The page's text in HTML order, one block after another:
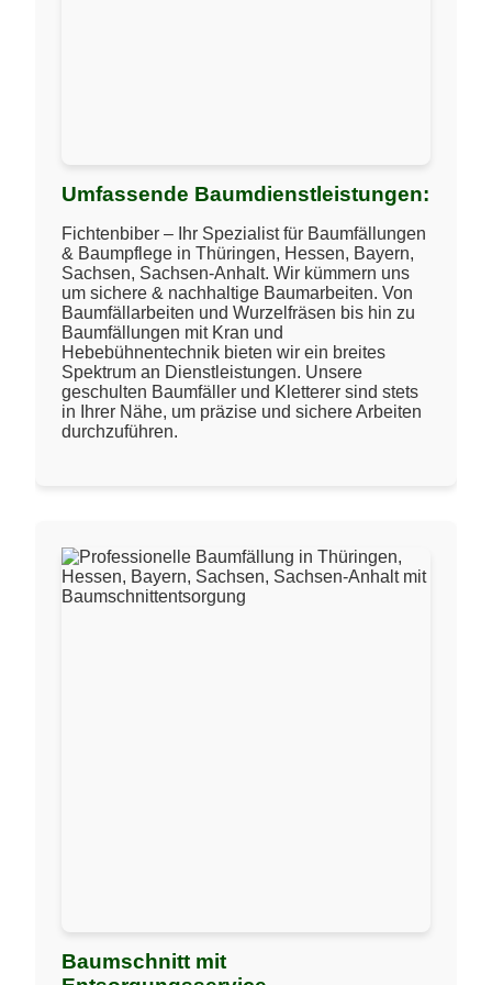
Umfassende Baumdienstleistungen:
Fichtenbiber – Ihr Spezialist für Baumfällungen
& Baumpflege in Thüringen, Hessen, Bayern,
Sachsen, Sachsen-Anhalt. Wir kümmern uns
um sichere & nachhaltige Baumarbeiten. Von
Baumfällarbeiten und Wurzelfräsen bis hin zu
Baumfällungen mit Kran und
Hebebühnentechnik bieten wir ein breites
Spektrum an Dienstleistungen. Unsere
geschulten Baumfäller und Kletterer sind stets
in Ihrer Nähe, um präzise und sichere Arbeiten
durchzuführen.
Baumschnitt mit